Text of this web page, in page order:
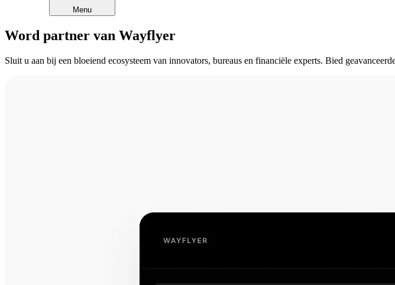
Menu
Word partner van Wayflyer
Sluit u aan bij een bloeiend ecosysteem van innovators, bureaus en financiële experts. Bied